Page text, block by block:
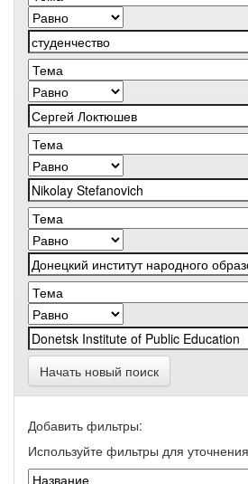
Начать новый поиск
Добавить фильтры:
Используйте фильтры для